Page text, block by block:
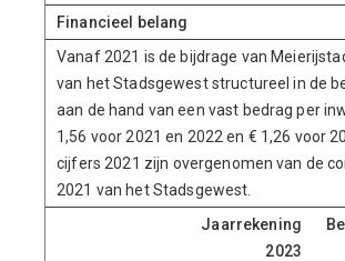
Financieel belang
Vanaf 2021 is de bijdrage van
van het Stadsgewest structureel in de
aan de hand van een vast bedrag per
1,56 voor 2021 en 2022 en € 1,26 voor
cijfers 2021 zijn overgenomen van de
2021 van het Stadsgewest.
Jaarrekening
2023